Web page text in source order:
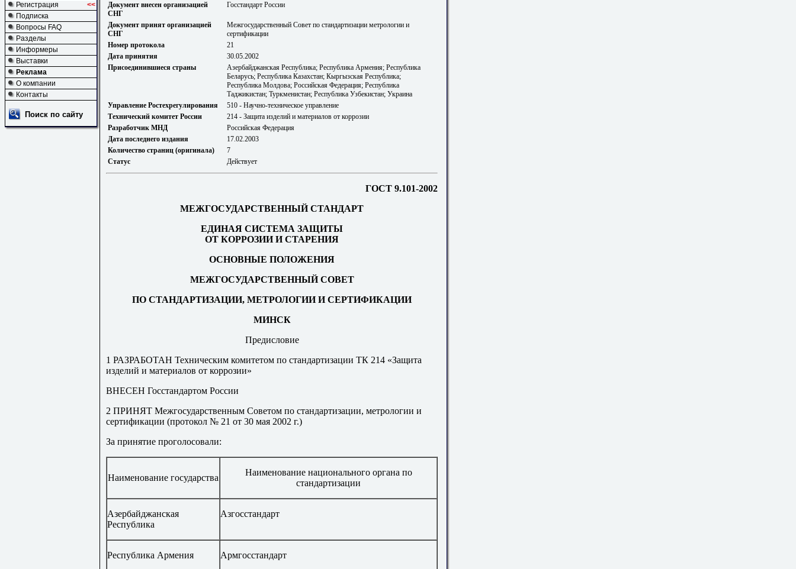
Регистрация
<<
Подписка
Вопросы FAQ
Разделы
Информеры
Выставки
Реклама
О компании
Контакты
Поиск по сайту
Документ внесен организацией
СНГ
Госстандарт России
Документ принят организацией
СНГ
Межгосударственный Совет по стандартизации метрологии и
сертификации
Номер протокола
21
Дата принятия
30.05.2002
Присоединившиеся страны
Азербайджанская Республика; Республика Армения; Республика
Беларусь; Республика Казахстан; Кыргызская Республика;
Республика Молдова; Российская Федерация; Республика
Таджикистан; Туркменистан; Республика Узбекистан; Украина
Управление Ростехрегулирования
510 - Научно-техническое управление
Технический комитет России
214 - Защита изделий и материалов от коррозии
Разработчик МНД
Российская Федерация
Дата последнего издания
17.02.2003
Количество страниц (оригинала)
7
Статус
Действует
ГОСТ 9.101-2002
МЕЖГОСУДАРСТВЕННЫЙ СТАНДАРТ
ЕДИНАЯ СИСТЕМА ЗАЩИТЫ
ОТ КОРРОЗИИ И СТАРЕНИЯ
ОСНОВНЫЕ ПОЛОЖЕНИЯ
МЕЖГОСУДАРСТВЕННЫЙ СОВЕТ
ПО СТАНДАРТИЗАЦИИ, МЕТРОЛОГИИ И СЕРТИФИКАЦИИ
МИНСК
Предисловие
1 РАЗРАБОТАН Техническим комитетом по стандартизации ТК 214 «Защита
изделий и материалов от коррозии»
ВНЕСЕН Госстандартом России
2 ПРИНЯТ Межгосударственным Советом по стандартизации, метрологии и
сертификации (протокол № 21 от 30 мая 2002 г.)
За принятие проголосовали:
Наименование государства
Наименование национального органа по
стандартизации
Азербайджанская
Республика
Азгосстандарт
Республика Армения Армгосстандарт